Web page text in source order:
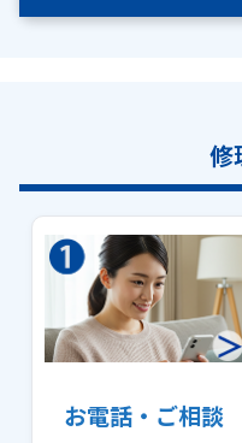
修
お電話・ご相談